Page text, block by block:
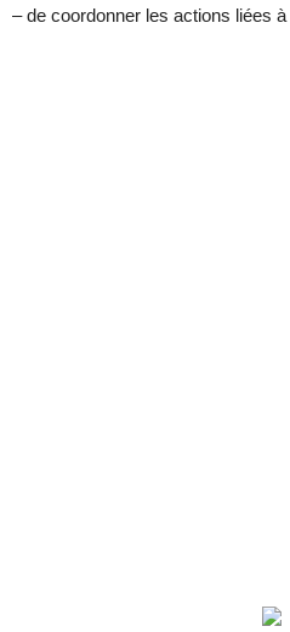
– de coordonner les actions liées